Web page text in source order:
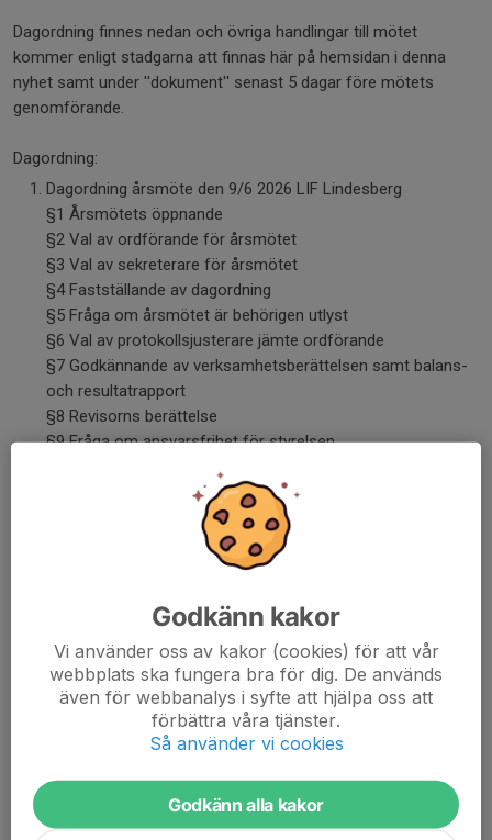
Dagordning finnes nedan och övriga handlingar till mötet
kommer enligt stadgarna att finnas här på hemsidan i denna
nyhet samt under ''dokument'' senast 5 dagar före mötets
genomförande.
Dagordning:
Dagordning årsmöte den 9/6 2026 LIF Lindesberg
§1 Årsmötets öppnande
§2 Val av ordförande för årsmötet
§3 Val av sekreterare för årsmötet
§4 Fastställande av dagordning
§5 Fråga om årsmötet är behörigen utlyst
§6 Val av protokollsjusterare jämte ordförande
§7 Godkännande av verksamhetsberättelsen samt balans-
och resultatrapport
§8 Revisorns berättelse
§9 Fråga om ansvarsfrihet för styrelsen
§11 Val av ordförande för styrelsen –
§12 Fastställande av antal styrelseledamöter
§13 Val av styrelseledamöter
§14 Val av revisor och revisorssuppleant
§16 Val av ombud till Handbollsförbundet Mitt årsmöte
§17 Behandling av ev. motioner till HFM
§18 Övriga frågor som anmälts till styrelsen senast 10
dagar före årsmötet
§19 Årsmötets avslutades
Efter årsmötets avslutande blir det avtackningar samt utdelning
av Årets LIF:are och bästa dam- respektive herrspelare.
Godkänn kakor
Vi använder oss av kakor (cookies) för att vår
webbplats ska fungera bra för dig. De används
även för webbanalys i syfte att hjälpa oss att
förbättra våra tjänster.
Så använder vi cookies
Godkänn alla kakor